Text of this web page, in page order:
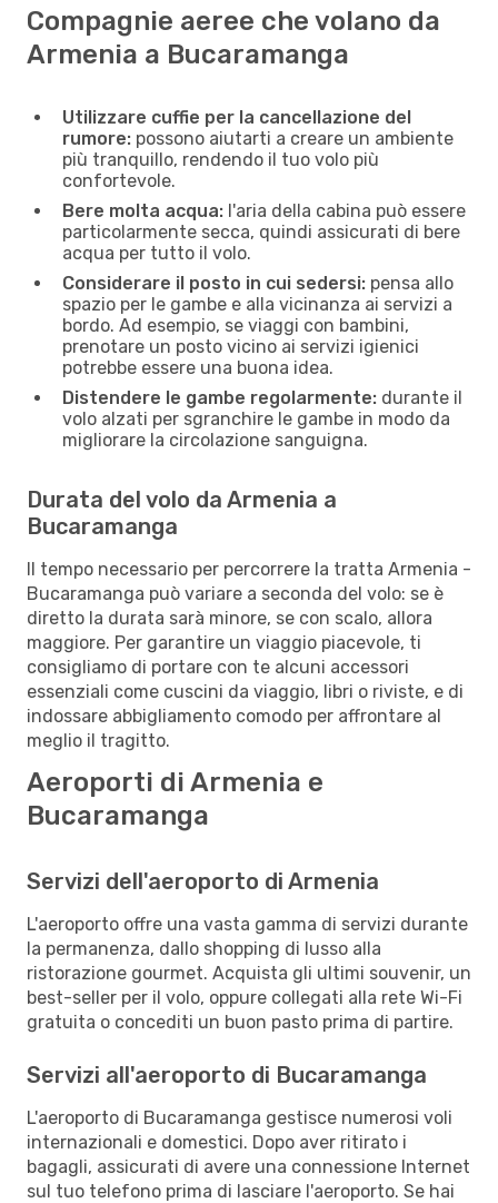
Compagnie aeree che volano da
Armenia a Bucaramanga
Utilizzare cuffie per la cancellazione del
rumore: possono aiutarti a creare un ambiente
più tranquillo, rendendo il tuo volo più
confortevole.
Bere molta acqua: l'aria della cabina può essere
particolarmente secca, quindi assicurati di bere
acqua per tutto il volo.
Considerare il posto in cui sedersi: pensa allo
spazio per le gambe e alla vicinanza ai servizi a
bordo. Ad esempio, se viaggi con bambini,
prenotare un posto vicino ai servizi igienici
potrebbe essere una buona idea.
Distendere le gambe regolarmente: durante il
volo alzati per sgranchire le gambe in modo da
migliorare la circolazione sanguigna.
Durata del volo da Armenia a
Bucaramanga
Il tempo necessario per percorrere la tratta Armenia -
Bucaramanga può variare a seconda del volo: se è
diretto la durata sarà minore, se con scalo, allora
maggiore. Per garantire un viaggio piacevole, ti
consigliamo di portare con te alcuni accessori
essenziali come cuscini da viaggio, libri o riviste, e di
indossare abbigliamento comodo per affrontare al
meglio il tragitto.
Aeroporti di Armenia e
Bucaramanga
Servizi dell'aeroporto di Armenia
L'aeroporto offre una vasta gamma di servizi durante
la permanenza, dallo shopping di lusso alla
ristorazione gourmet. Acquista gli ultimi souvenir, un
best-seller per il volo, oppure collegati alla rete Wi-Fi
gratuita o concediti un buon pasto prima di partire.
Servizi all'aeroporto di Bucaramanga
L'aeroporto di Bucaramanga gestisce numerosi voli
internazionali e domestici. Dopo aver ritirato i
bagagli, assicurati di avere una connessione Internet
sul tuo telefono prima di lasciare l'aeroporto. Se hai